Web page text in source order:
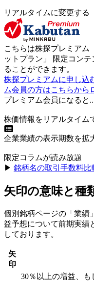
リアルタイムに変更する
こちらは株探プレミアム
ットプラン 」 限定コンテ
ることができます。
株探プレミアムに申し込
ム会員の方はこちらから
プレミアム会員になると
株価情報をリアルタイム
企業業績の表示期数を拡
限定コラムが読み放題
▶︎ 銘柄名の取引手数料比
矢印の意味と種
個別銘柄ページの「業績
益予想について前期実績
しております。
矢
印
30％以上の増益、も